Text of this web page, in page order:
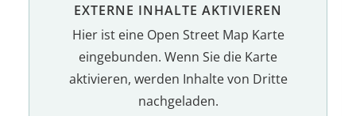
EXTERNE INHALTE AKTIVIEREN
Hier ist eine Open Street Map Karte
eingebunden. Wenn Sie die Karte
aktivieren, werden Inhalte von Dritte
nachgeladen.